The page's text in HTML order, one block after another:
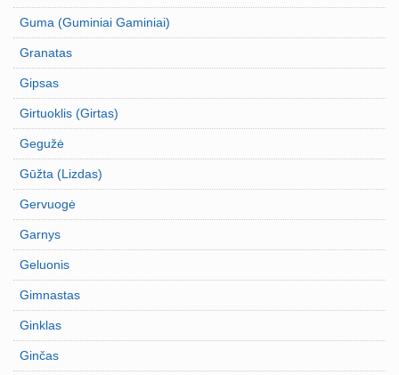
Guma (Guminiai Gaminiai)
Granatas
Gipsas
Girtuoklis (Girtas)
Gegužė
Gūžta (Lizdas)
Gervuogė
Garnys
Geluonis
Gimnastas
Ginklas
Ginčas